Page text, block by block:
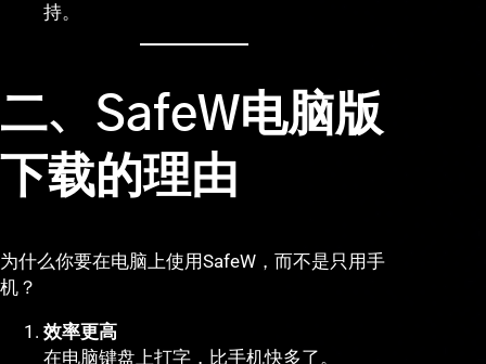
持。
二、SafeW电脑版
下载的理由
为什么你要在电脑上使用SafeW，而不是只用手
机？
效率更高
在电脑键盘上打字，比手机快多了。